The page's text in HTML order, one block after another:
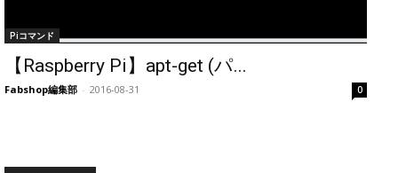
Piコマンド
【Raspberry Pi】apt-get (パ...
Fabshop編集部 - 2016-08-31 0